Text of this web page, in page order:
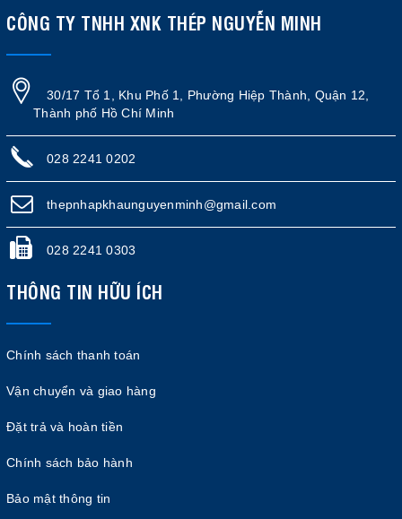
CÔNG TY TNHH XNK THÉP NGUYỄN MINH
30/17 Tổ 1, Khu Phố 1, Phường Hiệp Thành, Quận 12,
Thành phố Hồ Chí Minh
028 2241 0202
thepnhapkhaunguyenminh@gmail.com
028 2241 0303
THÔNG TIN HỮU ÍCH
Chính sách thanh toán
Vận chuyển và giao hàng
Đặt trả và hoàn tiền
Chính sách bảo hành
Bảo mật thông tin